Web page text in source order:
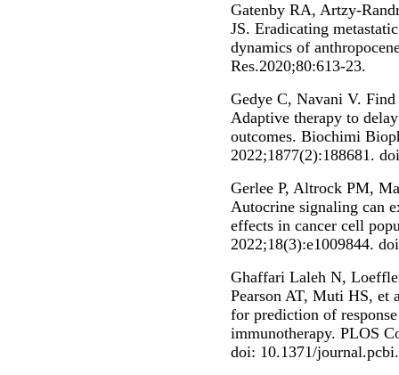
Gatenby RA, Artzy-
JS. Eradicating
dynamics of
Res.2020;80:613-23.
Gedye C, Navani V. Find
Adaptive therapy to
outcomes. Biochimi
2022;1877(2):188681.
Gerlee P, Altrock PM,
Autocrine signaling can
effects in cancer cell
2022;18(3):e1009844.
Ghaffari Laleh N,
Pearson AT, Muti HS, et
for prediction of
immunotherapy. PLOS
doi: 10.1371/